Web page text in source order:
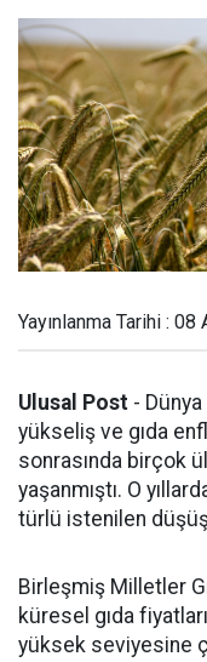
Yayınlanma Tarihi :
Ulusal Post -
yükseliş ve gıda
sonrasında birçok
yaşanmıştı. O
türlü istenilen
Birleşmiş Milletler
küresel gıda
yüksek seviyesine